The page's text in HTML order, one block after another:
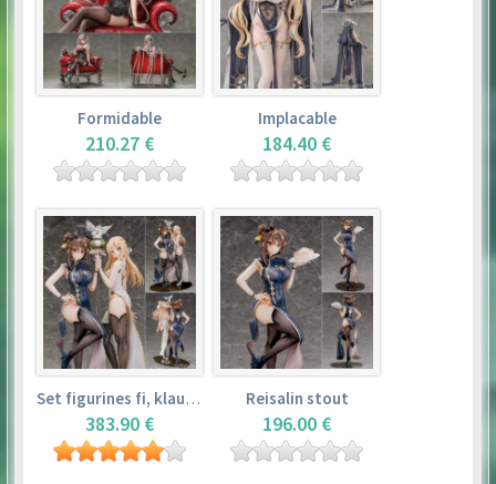
Formidable
210.27 €
Implacable
184.40 €
Set figurines fi, klaudia valentz, reisalin stout
383.90 €
Reisalin stout
196.00 €